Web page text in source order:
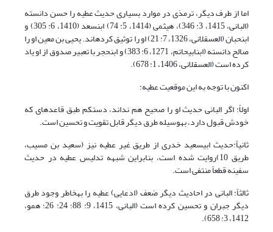
اما از طرف دیگر، ترمذی در موارد بسیاری حدیث عطیه را حسن دانسته
(البانی، 1415، 3: 346)، هیثمی (1414، 5: 74) ابن‏سعد (1410، 6: 305) و
ابن‏حبان (العسقلانی، 1326، 7: 21) او را توثیق کرده‏اند. یحیی بن معین او را
صالح دانسته (ابن‏ابی‏حاتم، 1271، 6: 383) و ابن‏حجر با تعبیر صدوق از او یاد
کرده است (العسقلانی، 1406، 1: 678).
اکنون با توجه به این موقعیت عطیه:
اولاً: اگر البانی حدیث او را صحیح هم نداند، دست‏کم طبق قاعده‏ای که
خودش قبول دارد، به‏وسیله طرق دیگر قابل تقویت و تحسین است.
ثانیاً:حدیث ابی‏سعید خدری از طریق غیر عطیه نیز (سعید بن مسیب،
طریق 10)روایت شده است، بنابراین شبهه تدلیس عطیه در حدیث
سفینه قطعاً منتفی است.
ثالثاً: البانی در احادیث دیگر ضعف (ادعایی) عطیه را به‏خاطر وجود طرق
دیگر جبران و تحسین کرده است (البانی، 1415، 9: 88؛ 24: 26؛ همو،
1412، 3: 658).